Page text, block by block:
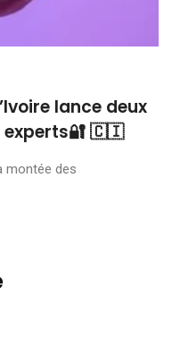
lance deux
experts🔐 🇨🇮
montée des